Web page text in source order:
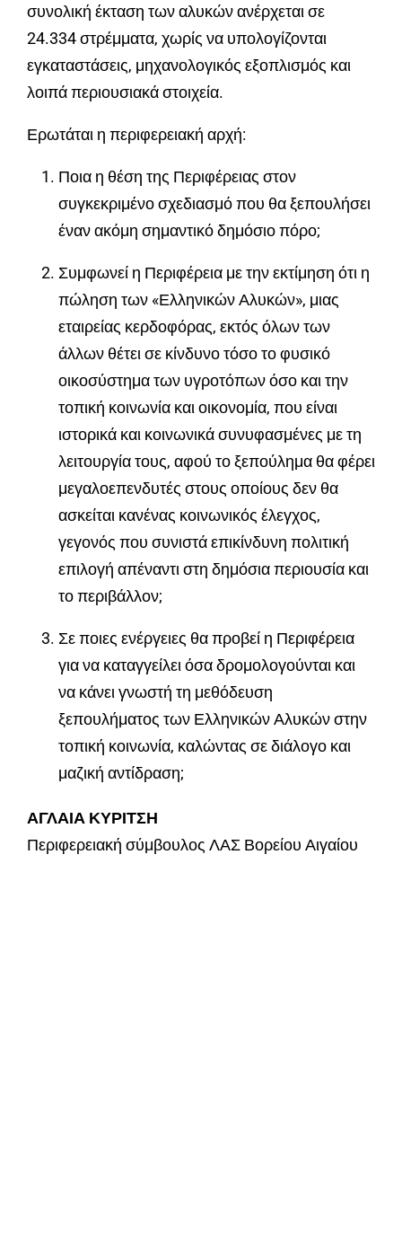
συνολική έκταση των αλυκών ανέρχεται σε
24.334 στρέμματα, χωρίς να υπολογίζονται
εγκαταστάσεις, μηχανολογικός εξοπλισμός και
λοιπά περιουσιακά στοιχεία.
Ερωτάται η περιφερειακή αρχή:
Ποια η θέση της Περιφέρειας στον
συγκεκριμένο σχεδιασμό που θα ξεπουλήσει
έναν ακόμη σημαντικό δημόσιο πόρο;
Συμφωνεί η Περιφέρεια με την εκτίμηση ότι η
πώληση των «Ελληνικών Αλυκών», μιας
εταιρείας κερδοφόρας, εκτός όλων των
άλλων θέτει σε κίνδυνο τόσο το φυσικό
οικοσύστημα των υγροτόπων όσο και την
τοπική κοινωνία και οικονομία, που είναι
ιστορικά και κοινωνικά συνυφασμένες με τη
λειτουργία τους, αφού το ξεπούλημα θα φέρει
μεγαλοεπενδυτές στους οποίους δεν θα
ασκείται κανένας κοινωνικός έλεγχος,
γεγονός που συνιστά επικίνδυνη πολιτική
επιλογή απέναντι στη δημόσια περιουσία και
το περιβάλλον;
Σε ποιες ενέργειες θα προβεί η Περιφέρεια
για να καταγγείλει όσα δρομολογούνται και
να κάνει γνωστή τη μεθόδευση
ξεπουλήματος των Ελληνικών Αλυκών στην
τοπική κοινωνία, καλώντας σε διάλογο και
μαζική αντίδραση;
ΑΓΛΑΙΑ ΚΥΡΙΤΣΗ
Περιφερειακή σύμβουλος ΛΑΣ Βορείου Αιγαίου